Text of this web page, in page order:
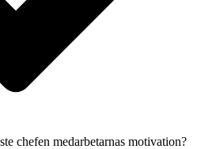
chefen medarbetarnas motivation?